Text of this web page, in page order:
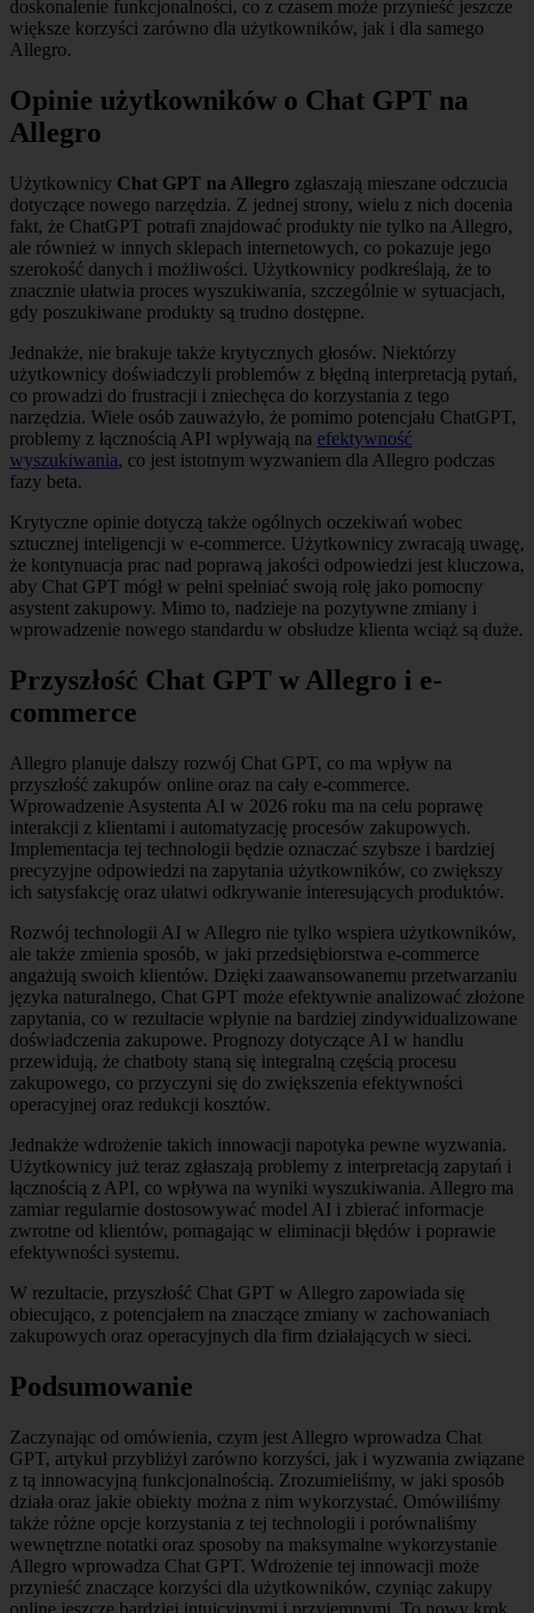
doskonalenie funkcjonalności, co z czasem może przynieść jeszcze
większe korzyści zarówno dla użytkowników, jak i dla samego
Allegro.
Opinie użytkowników o Chat GPT na
Allegro
Użytkownicy Chat GPT na Allegro zgłaszają mieszane odczucia
dotyczące nowego narzędzia. Z jednej strony, wielu z nich docenia
fakt, że ChatGPT potrafi znajdować produkty nie tylko na Allegro,
ale również w innych sklepach internetowych, co pokazuje jego
szerokość danych i możliwości. Użytkownicy podkreślają, że to
znacznie ułatwia proces wyszukiwania, szczególnie w sytuacjach,
gdy poszukiwane produkty są trudno dostępne.
Jednakże, nie brakuje także krytycznych głosów. Niektórzy
użytkownicy doświadczyli problemów z błędną interpretacją pytań,
co prowadzi do frustracji i zniechęca do korzystania z tego
narzędzia. Wiele osób zauważyło, że pomimo potencjału ChatGPT,
problemy z łącznością API wpływają na efektywność
wyszukiwania, co jest istotnym wyzwaniem dla Allegro podczas
fazy beta.
Krytyczne opinie dotyczą także ogólnych oczekiwań wobec
sztucznej inteligencji w e-commerce. Użytkownicy zwracają uwagę,
że kontynuacja prac nad poprawą jakości odpowiedzi jest kluczowa,
aby Chat GPT mógł w pełni spełniać swoją rolę jako pomocny
asystent zakupowy. Mimo to, nadzieje na pozytywne zmiany i
wprowadzenie nowego standardu w obsłudze klienta wciąż są duże.
Przyszłość Chat GPT w Allegro i e-
commerce
Allegro planuje dalszy rozwój Chat GPT, co ma wpływ na
przyszłość zakupów online oraz na cały e-commerce.
Wprowadzenie Asystenta AI w 2026 roku ma na celu poprawę
interakcji z klientami i automatyzację procesów zakupowych.
Implementacja tej technologii będzie oznaczać szybsze i bardziej
precyzyjne odpowiedzi na zapytania użytkowników, co zwiększy
ich satysfakcję oraz ułatwi odkrywanie interesujących produktów.
Rozwój technologii AI w Allegro nie tylko wspiera użytkowników,
ale także zmienia sposób, w jaki przedsiębiorstwa e-commerce
angażują swoich klientów. Dzięki zaawansowanemu przetwarzaniu
języka naturalnego, Chat GPT może efektywnie analizować złożone
zapytania, co w rezultacie wpłynie na bardziej zindywidualizowane
doświadczenia zakupowe. Prognozy dotyczące AI w handlu
przewidują, że chatboty staną się integralną częścią procesu
zakupowego, co przyczyni się do zwiększenia efektywności
operacyjnej oraz redukcji kosztów.
Jednakże wdrożenie takich innowacji napotyka pewne wyzwania.
Użytkownicy już teraz zgłaszają problemy z interpretacją zapytań i
łącznością z API, co wpływa na wyniki wyszukiwania. Allegro ma
zamiar regularnie dostosowywać model AI i zbierać informacje
zwrotne od klientów, pomagając w eliminacji błędów i poprawie
efektywności systemu.
W rezultacie, przyszłość Chat GPT w Allegro zapowiada się
obiecująco, z potencjałem na znaczące zmiany w zachowaniach
zakupowych oraz operacyjnych dla firm działających w sieci.
Podsumowanie
Zaczynając od omówienia, czym jest Allegro wprowadza Chat
GPT, artykuł przybliżył zarówno korzyści, jak i wyzwania związane
z tą innowacyjną funkcjonalnością. Zrozumieliśmy, w jaki sposób
działa oraz jakie obiekty można z nim wykorzystać. Omówiliśmy
także różne opcje korzystania z tej technologii i porównaliśmy
wewnętrzne notatki oraz sposoby na maksymalne wykorzystanie
Allegro wprowadza Chat GPT. Wdrożenie tej innowacji może
przynieść znaczące korzyści dla użytkowników, czyniąc zakupy
online jeszcze bardziej intuicyjnymi i przyjemnymi. To nowy krok